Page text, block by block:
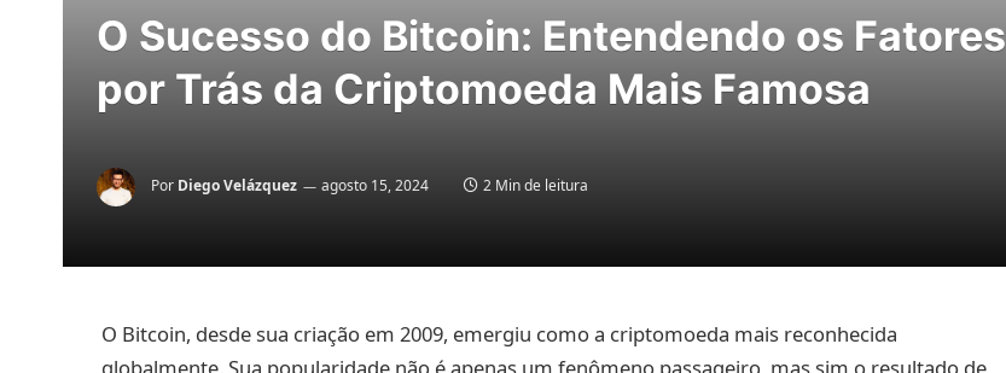
O Sucesso do Bitcoin: Entendendo os Fatores
por Trás da Criptomoeda Mais Famosa
Por Diego Velázquez agosto 15, 2024 2 Min de leitura
O Bitcoin, desde sua criação em 2009, emergiu como a criptomoeda mais reconhecida